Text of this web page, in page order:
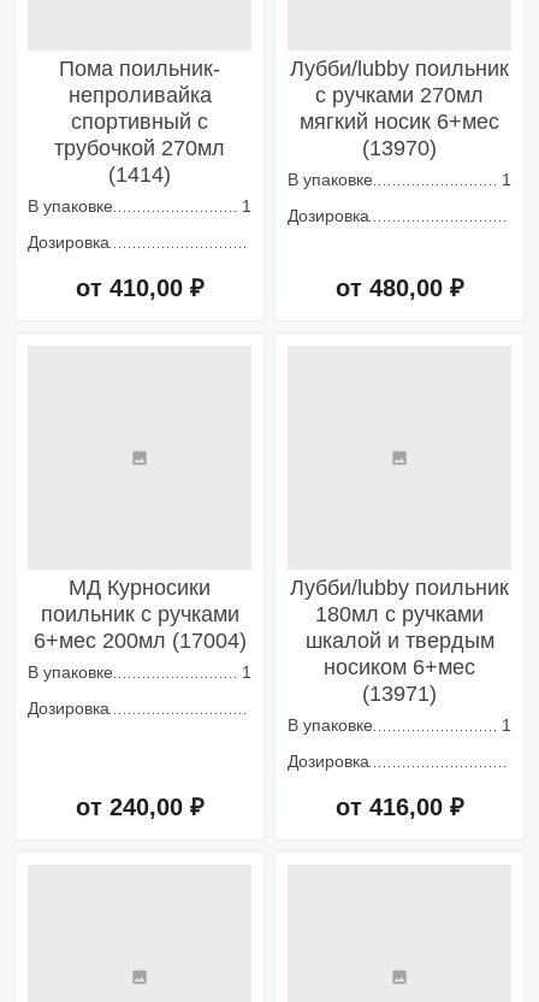
Пома поильник-
непроливайка
спортивный с
трубочкой 270мл
(1414)
В упаковке
1
Дозировка
от 410,00 ₽
Лубби/lubby поильник
с ручками 270мл
мягкий носик 6+мес
(13970)
В упаковке
1
Дозировка
от 480,00 ₽
МД Курносики
поильник с ручками
6+мес 200мл (17004)
В упаковке
1
Дозировка
от 240,00 ₽
Лубби/lubby поильник
180мл с ручками
шкалой и твердым
носиком 6+мес
(13971)
В упаковке
1
Дозировка
от 416,00 ₽